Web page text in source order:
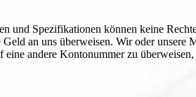
und Spezifikationen können keine
an uns überweisen. Wir oder
andere Kontonummer zu